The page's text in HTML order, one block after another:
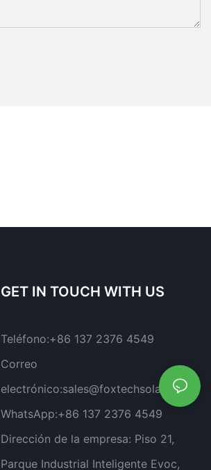
GET IN TOUCH WITH US
Teléfono:+86 137 2376 4549
Correo
electrónico:sales@foxtechsolar.com
WhatsApp:+86 137 2376 4549
Dirección de la empresa: Piso 21,
Parque Industrial Inteligente Evoc,